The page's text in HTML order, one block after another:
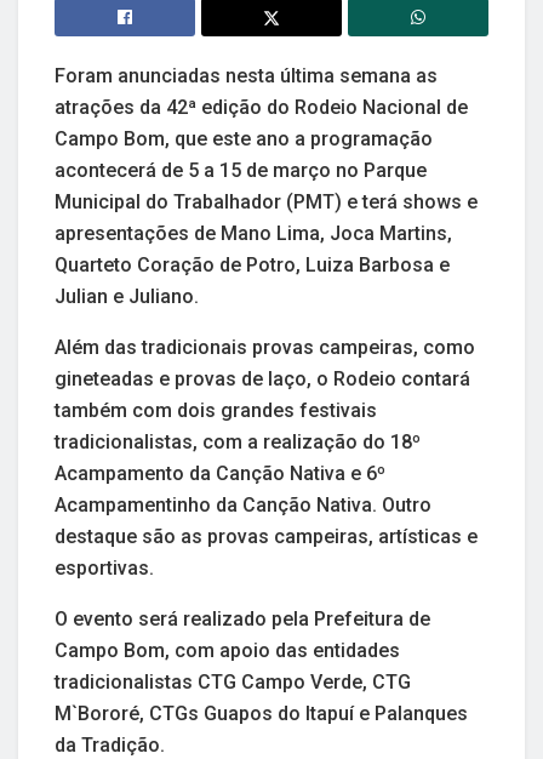
Foram anunciadas nesta última semana as
atrações da 42ª edição do Rodeio Nacional de
Campo Bom, que este ano a programação
acontecerá de 5 a 15 de março no Parque
Municipal do Trabalhador (PMT) e terá shows e
apresentações de Mano Lima, Joca Martins,
Quarteto Coração de Potro, Luiza Barbosa e
Julian e Juliano.
Além das tradicionais provas campeiras, como
gineteadas e provas de laço, o Rodeio contará
também com dois grandes festivais
tradicionalistas, com a realização do 18º
Acampamento da Canção Nativa e 6º
Acampamentinho da Canção Nativa. Outro
destaque são as provas campeiras, artísticas e
esportivas.
O evento será realizado pela Prefeitura de
Campo Bom, com apoio das entidades
tradicionalistas CTG Campo Verde, CTG
M`Bororé, CTGs Guapos do Itapuí e Palanques
da Tradição.